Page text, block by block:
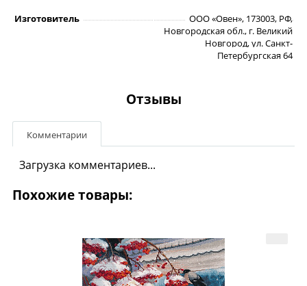
Изготовитель
ООО «Овен», 173003, РФ,
Новгородская обл., г. Великий
Новгород, ул. Санкт-
Петербургская 64
Отзывы
Комментарии
Загрузка комментариев...
Похожие товары: